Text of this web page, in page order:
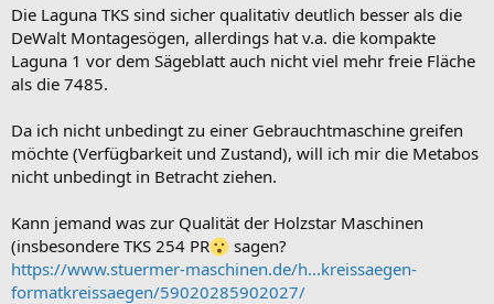
Die Laguna TKS sind sicher qualitativ deutlich besser als die
DeWalt Montagesögen, allerdings hat v.a. die kompakte
Laguna 1 vor dem Sägeblatt auch nicht viel mehr freie Fläche
als die 7485.
Da ich nicht unbedingt zu einer Gebrauchtmaschine greifen
möchte (Verfügbarkeit und Zustand), will ich mir die Metabos
nicht unbedingt in Betracht ziehen.
Kann jemand was zur Qualität der Holzstar Maschinen
(insbesondere TKS 254 PR
sagen?
https://www.stuermer-maschinen.de/h...kreissaegen-
formatkreissaegen/59020285902027/